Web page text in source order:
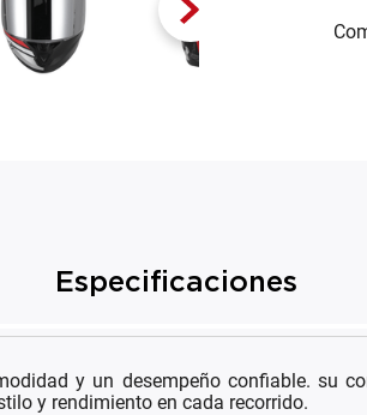
Especificaciones
y un desempeño confiable. su
y rendimiento en cada recorrido.